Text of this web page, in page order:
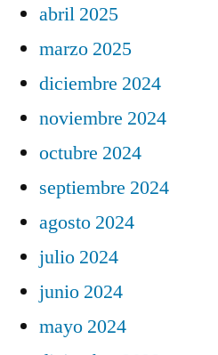
abril 2025
marzo 2025
diciembre 2024
noviembre 2024
octubre 2024
septiembre 2024
agosto 2024
julio 2024
junio 2024
mayo 2024